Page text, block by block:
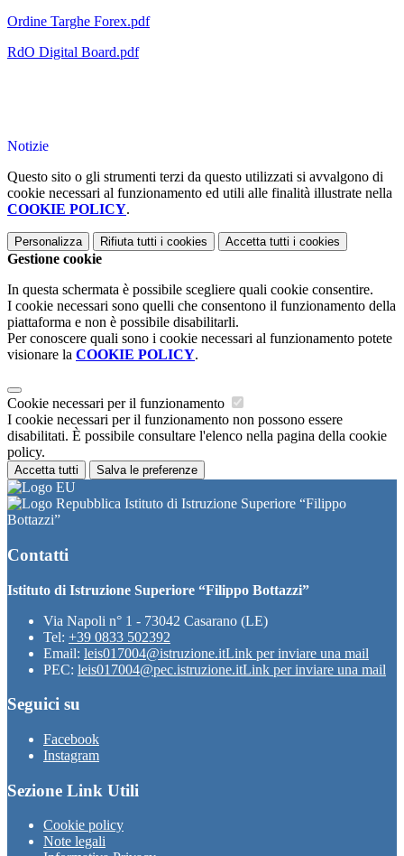
Ordine Targhe Forex.pdf
RdO Digital Board.pdf
Notizie
Questo sito o gli strumenti terzi da questo utilizzati si avvalgono di
cookie necessari al funzionamento ed utili alle finalità illustrate nella
COOKIE POLICY.
Personalizza Rifiuta tutti i cookies Accetta tutti i cookies
Gestione cookie
In questa schermata è possibile scegliere quali cookie consentire.
I cookie necessari sono quelli che consentono il funzionamento della
piattaforma e non è possibile disabilitarli.
Per conoscere quali sono i cookie necessari al funzionamento potete
visionare la COOKIE POLICY.
Cookie necessari per il funzionamento
I cookie necessari per il funzionamento non possono essere
disabilitati. È possibile consultare l'elenco nella pagina della cookie
policy.
Accetta tutti Salva le preferenze
Istituto di Istruzione Superiore “Filippo
Bottazzi”
Contatti
Istituto di Istruzione Superiore “Filippo Bottazzi”
Via Napoli n° 1 - 73042 Casarano (LE)
Tel: +39 0833 502392
Email: leis017004@istruzione.itLink per inviare una mail
PEC: leis017004@pec.istruzione.itLink per inviare una mail
Seguici su
Facebook
Instagram
Sezione Link Utili
Cookie policy
Note legali